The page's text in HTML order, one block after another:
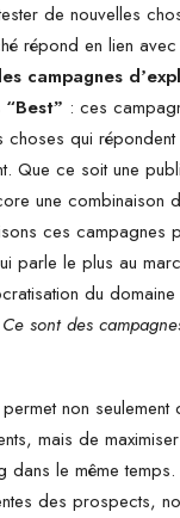
de nouvelles
répond en lien avec
campagnes
: ces
choses qui répondent
Que ce soit une
une combinaison
ces campagnes
parle le plus au
du domaine
Ce sont des
non
mais de
dans le même
des prospects,